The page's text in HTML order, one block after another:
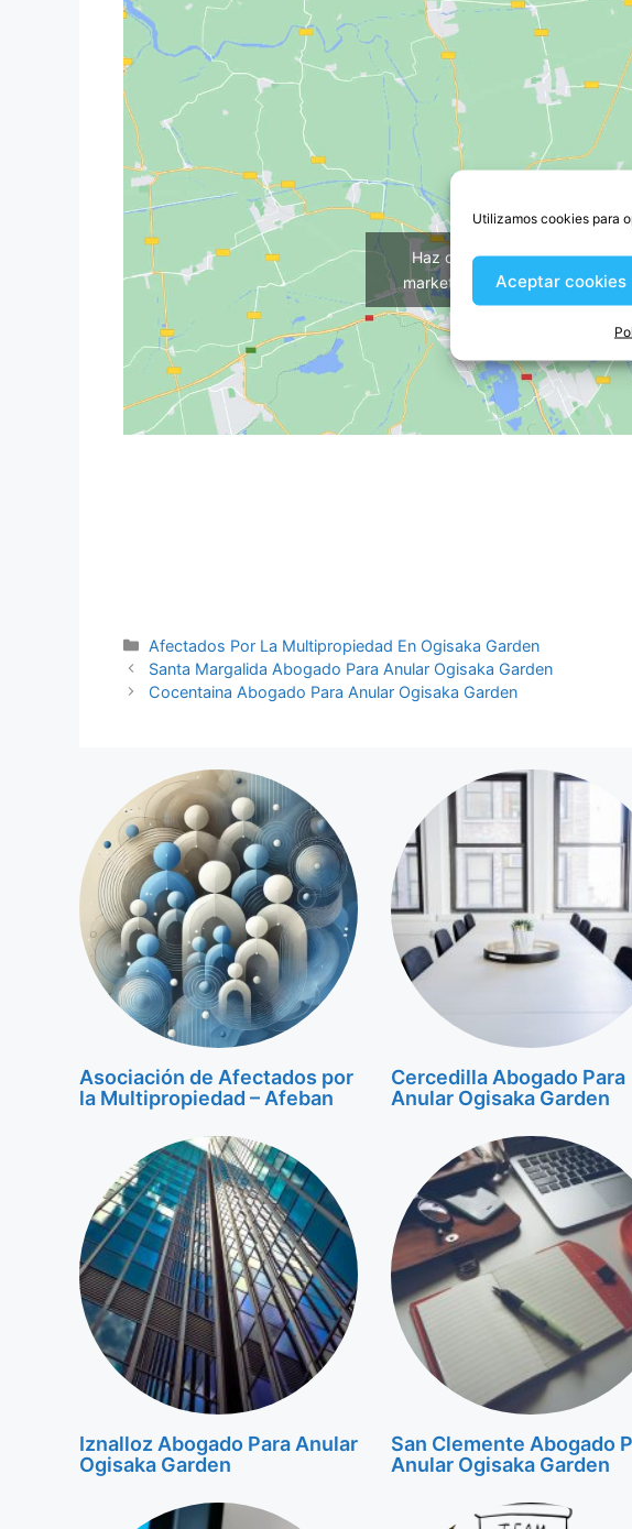
Utilizamos cookies para
Aceptar cookies
Haz clic para aceptar cookies
marketing y permitir este
Categorías
Afectados Por La Multipropiedad En Ogisaka Garden
Santa Margalida Abogado Para Anular Ogisaka Garden
Cocentaina Abogado Para Anular Ogisaka Garden
Asociación de Afectados por
la Multipropiedad – Afeban
Cercedilla Abogado Para
Anular Ogisaka Garden
Iznalloz Abogado Para Anular
Ogisaka Garden
San Clemente Abogado
Anular Ogisaka Garden